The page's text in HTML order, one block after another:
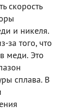
скорость
и никеля.
за того, что
меди. Это
сплава. В